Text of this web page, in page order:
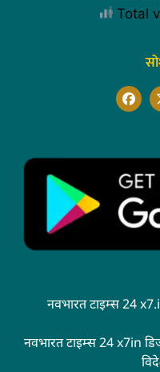
Total
नवभारत टाइम्स 24
नवभारत टाइम्स 24 x7in